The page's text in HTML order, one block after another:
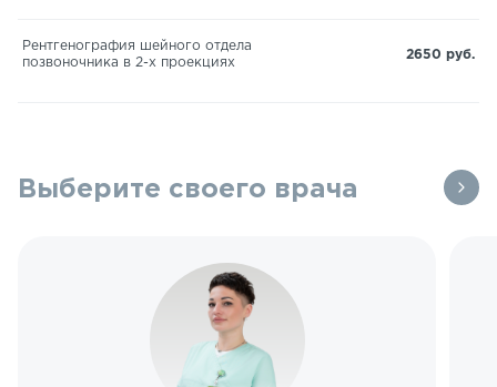
Рентгенография шейного отдела
позвоночника в 2-х проекциях
2650 руб.
Выберите своего врача